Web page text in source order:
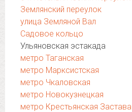
Землянский переулок
улица Земляной Вал
Садовое кольцо
Ульяновская эстакада
метро Таганская
метро Марксистская
метро Чкаловская
метро Новокузнецкая
метро Крестьянская Застава